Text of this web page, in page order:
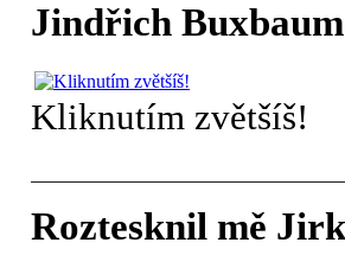
Jindřich
Kliknutím zvětšíš!
Roztesknil mě